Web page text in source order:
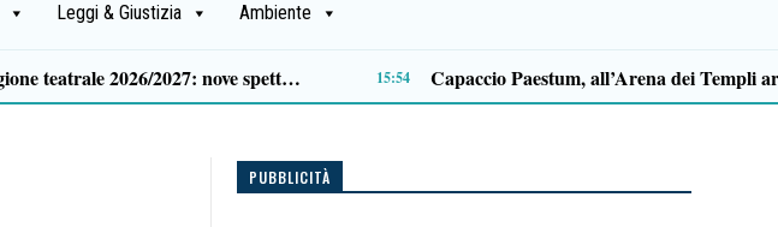
Leggi & Giustizia Ambiente
Francesco Paolo Infante sul podio alla Traversata dello Stretto di Messina 13:56
PUBBLICITÀ